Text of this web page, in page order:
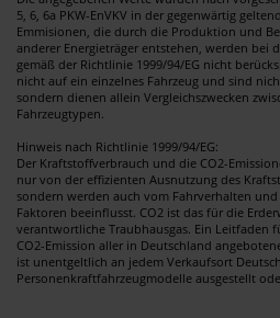
5, 6, 6a PKW-EnVKV in der gegenwärtig
Emmisionen, die durch die Produktion und
anderer Energieträger entstehen, werden bei
gemäß der Richtlinie 1999/94/EG nicht
nicht auf ein einzelnes Fahrzeug und sind
sondern dienen allein Vergleichszwecken
Fahrzeugtypen.
Hinweis nach Richtlinie 1999/94/EG:
Der Kraftstoffverbrauch und die CO2-
nur von der effizienten Ausnutzung des
sondern werden auch vom Fahrverhalten
Faktoren beeinflusst. CO2 ist das für die
verantwortliche Traubhausgas. Ein Leitfaden
CO2-Emission aller in Deutschland
ist unentgeltlich an jedem Verkaufsort
Personenkraftfahrzeugmodelle ausgestellt